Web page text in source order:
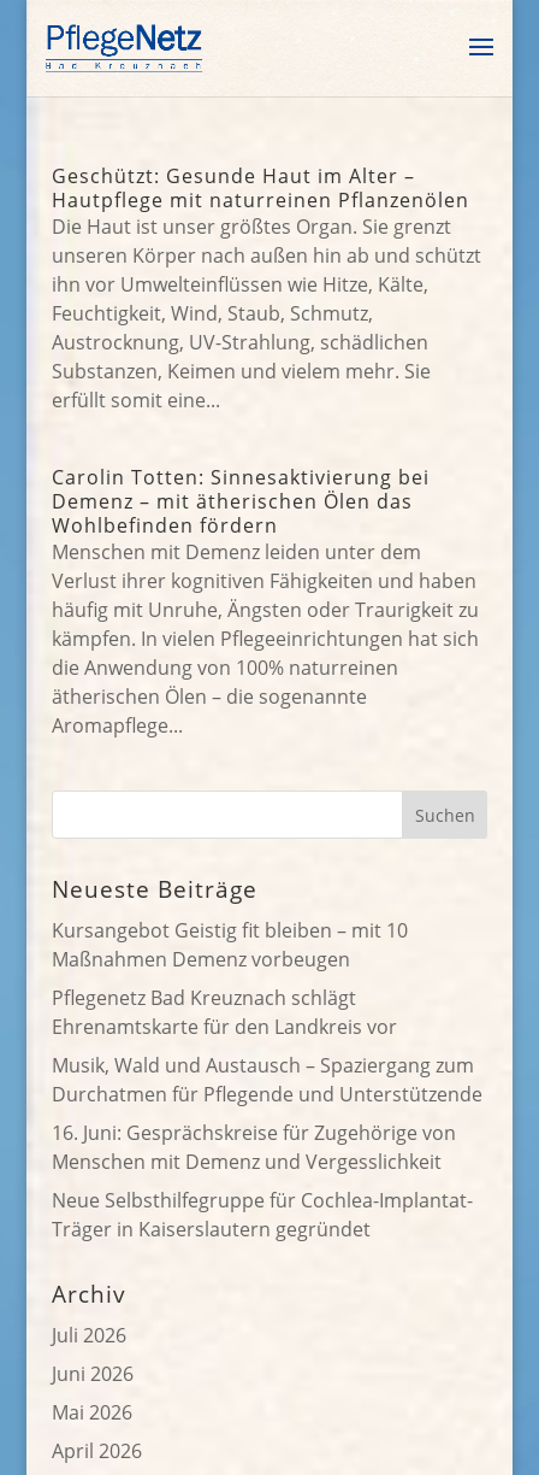
Geschützt: Gesunde Haut im Alter –
Hautpflege mit naturreinen Pflanzenölen
Die Haut ist unser größtes Organ. Sie grenzt
unseren Körper nach außen hin ab und schützt
ihn vor Umwelteinflüssen wie Hitze, Kälte,
Feuchtigkeit, Wind, Staub, Schmutz,
Austrocknung, UV-Strahlung, schädlichen
Substanzen, Keimen und vielem mehr. Sie
erfüllt somit eine...
Carolin Totten: Sinnesaktivierung bei
Demenz – mit ätherischen Ölen das
Wohlbefinden fördern
Menschen mit Demenz leiden unter dem
Verlust ihrer kognitiven Fähigkeiten und haben
häufig mit Unruhe, Ängsten oder Traurigkeit zu
kämpfen. In vielen Pflegeeinrichtungen hat sich
die Anwendung von 100% naturreinen
ätherischen Ölen – die sogenannte
Aromapflege...
Neueste Beiträge
Kursangebot Geistig fit bleiben – mit 10
Maßnahmen Demenz vorbeugen
Pflegenetz Bad Kreuznach schlägt
Ehrenamtskarte für den Landkreis vor
Musik, Wald und Austausch – Spaziergang zum
Durchatmen für Pflegende und Unterstützende
16. Juni: Gesprächskreise für Zugehörige von
Menschen mit Demenz und Vergesslichkeit
Neue Selbsthilfegruppe für Cochlea-Implantat-
Träger in Kaiserslautern gegründet
Archiv
Juli 2026
Juni 2026
Mai 2026
April 2026